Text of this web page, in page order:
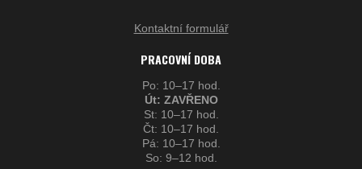
Kontaktní formulář
PRACOVNÍ DOBA
Po: 10–17 hod.
Út: ZAVŘENO
St: 10–17 hod.
Čt: 10–17 hod.
Pá: 10–17 hod.
So: 9–12 hod.